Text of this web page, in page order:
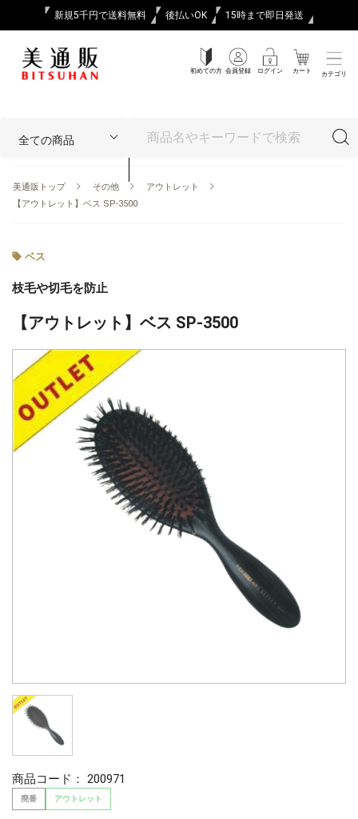
新規5千円で送料無料 後払いOK 15時まで即日発送
初めての方 会員登録 ログイン カート カテゴリ
美通販トップ その他
アウトレット
【アウトレット】ベス SP-3500
ベス
枝毛や切毛を防止
【アウトレット】ベス SP-3500
商品コード： 200971
廃番 アウトレット